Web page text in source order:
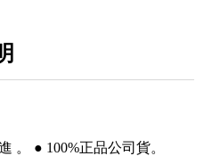
。 ● 100%正品公司貨。